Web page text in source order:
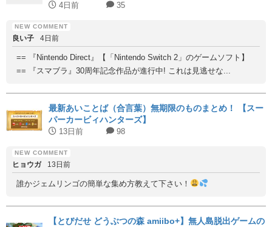
4日前 35
良い子 4日前
== 『Nintendo Direct』【「Nintendo Switch 2」のゲームソフト】
== 『スマブラ』30周年記念作品が進行中! これは見逃せな...
最新あいことば（合言葉）無期限のものまとめ！ 【スー
パーカービィハンターズ】
13日前 98
ヒョウガ 13日前
誰かジェムリンゴの簡単な集め方教えて下さい！
【とびだせ どうぶつの森 amiibo+】無人島脱出ゲームの